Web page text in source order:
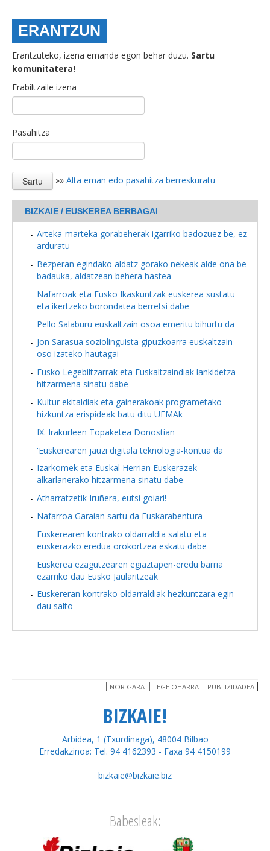
ERANTZUN
Erantzuteko, izena emanda egon behar duzu. Sartu
komunitatera!
Erabiltzaile izena
Pasahitza
»» Alta eman edo pasahitza berreskuratu
BIZKAIE / EUSKEREA BERBAGAI
Arteka-marteka gorabeherak igarriko badozuez be, ez
arduratu
Bezperan egindako aldatz gorako nekeak alde ona be
badauka, aldatzean behera hastea
Nafarroak eta Eusko Ikaskuntzak euskerea sustatu
eta ikertzeko borondatea berretsi dabe
Pello Salaburu euskaltzain osoa emeritu bihurtu da
Jon Sarasua soziolinguista gipuzkoarra euskaltzain
oso izateko hautagai
Eusko Legebiltzarrak eta Euskaltzaindiak lankidetza-
hitzarmena sinatu dabe
Kultur ekitaldiak eta gainerakoak programetako
hizkuntza erispideak batu ditu UEMAk
IX. Irakurleen Topaketea Donostian
'Euskerearen jauzi digitala teknologia-kontua da'
Izarkomek eta Euskal Herrian Euskerazek
alkarlanerako hitzarmena sinatu dabe
Atharratzetik Iruñera, eutsi goiari!
Nafarroa Garaian sartu da Euskarabentura
Euskerearen kontrako oldarraldia salatu eta
euskerazko eredua orokortzea eskatu dabe
Euskerea ezagutzearen egiaztapen-eredu barria
ezarriko dau Eusko Jaularitzeak
Euskereran kontrako oldarraldiak hezkuntzara egin
dau salto
NOR GARA LEGE OHARRA PUBLIZIDADEA
BIZKAIE!
Arbidea, 1 (Txurdinaga), 48004 Bilbao
Erredakzinoa: Tel. 94 4162393 - Faxa 94 4150199
bizkaie@bizkaie.biz
Babesleak: